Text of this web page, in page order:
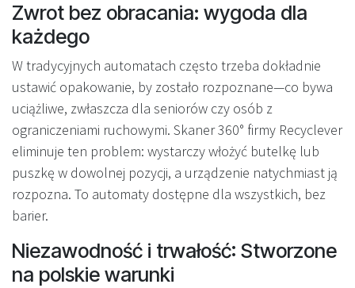
Zwrot bez obracania: wygoda dla
każdego
W tradycyjnych automatach często trzeba dokładnie
ustawić opakowanie, by zostało rozpoznane—co bywa
uciążliwe, zwłaszcza dla seniorów czy osób z
ograniczeniami ruchowymi. Skaner 360° firmy Recyclever
eliminuje ten problem: wystarczy włożyć butelkę lub
puszkę w dowolnej pozycji, a urządzenie natychmiast ją
rozpozna. To automaty dostępne dla wszystkich, bez
barier.
Niezawodność i trwałość: Stworzone
na polskie warunki